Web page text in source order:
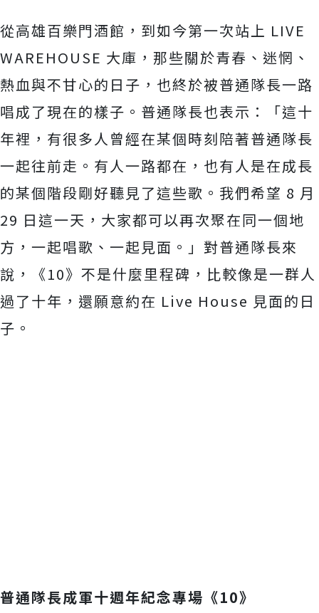
從高雄百樂門酒館，到如今第一次站上 LIVE
WAREHOUSE 大庫，那些關於青春、迷惘、
熱血與不甘心的日子， 也終於被普通隊長一路
唱成了現在的樣子。普通隊長也表示：「這十
年裡，有很多人曾經在某個時刻陪著普通隊長
一起往前走。 有人一路都在，也有人是在成長
的某個階段剛好聽見了這些歌。 我們希望 8 月
29 日這一天，大家都可以再次聚在同一個地
方，一起唱歌、一起見面。 」對普通隊長來
說，《10》不是什麼里程碑， 比較像是一群人
過了十年，還願意約在 Live House 見面的日
子。
普通隊長成軍十週年紀念專場《10》